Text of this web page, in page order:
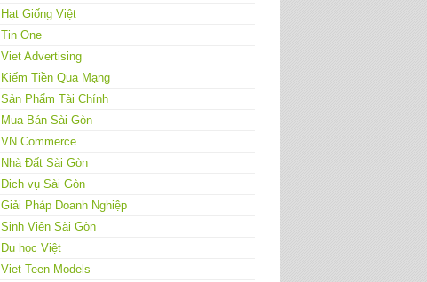
Hạt Giống Việt
Tin One
Viet Advertising
Kiếm Tiền Qua Mạng
Sản Phẩm Tài Chính
Mua Bán Sài Gòn
VN Commerce
Nhà Đất Sài Gòn
Dich vụ Sài Gòn
Giải Pháp Doanh Nghiệp
Sinh Viên Sài Gòn
Du học Việt
Viet Teen Models